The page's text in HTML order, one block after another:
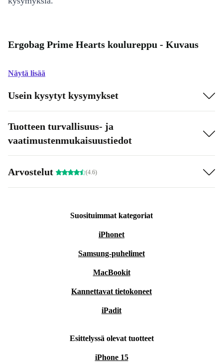
Ergobag Prime Hearts koulureppu - Kuvaus
Näytä lisää
Usein kysytyt kysymykset
Tuotteen turvallisuus- ja
vaatimustenmukaisuustiedot
Arvostelut (4.6)
Suosituimmat kategoriat
iPhonet
Samsung-puhelimet
MacBookit
Kannettavat tietokoneet
iPadit
Esittelyssä olevat tuotteet
iPhone 15